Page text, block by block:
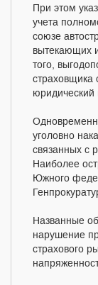
При этом
учета
союзе
вытекающих
того,
страховщика
юридический
уголовно
связанных с
Наиболее
Южного
Названные
нарушение
страхового